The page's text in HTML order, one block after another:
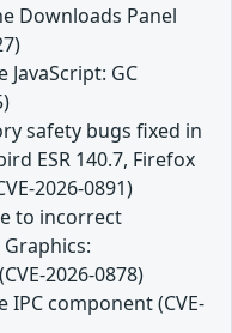
Downloads Panel
GC
safety bugs fixed in
ESR 140.7, Firefox
2026-0891)
to incorrect
2026-0878)
component (CVE-